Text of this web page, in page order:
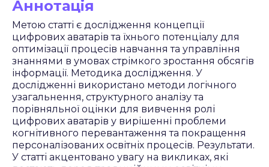
Аннотація
Метою статті є дослідження концепції
цифрових аватарів та їхнього потенціалу для
оптимізації процесів навчання та управління
знаннями в умовах стрімкого зростання обсягів
інформації. Методика дослідження. У
дослідженні використано методи логічного
узагальнення, структурного аналізу та
порівняльної оцінки для вивчення ролі
цифрових аватарів у вирішенні проблеми
когнітивного перевантаження та покращення
персоналізованих освітніх процесів. Результати.
У статті акцентовано увагу на викликах, які